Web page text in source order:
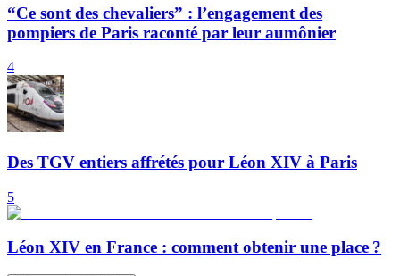
“Ce sont des chevaliers” : l’engagement des
pompiers de Paris raconté par leur aumônier
4
Des TGV entiers affrétés pour Léon XIV à Paris
5
Léon XIV en France : comment obtenir une place ?